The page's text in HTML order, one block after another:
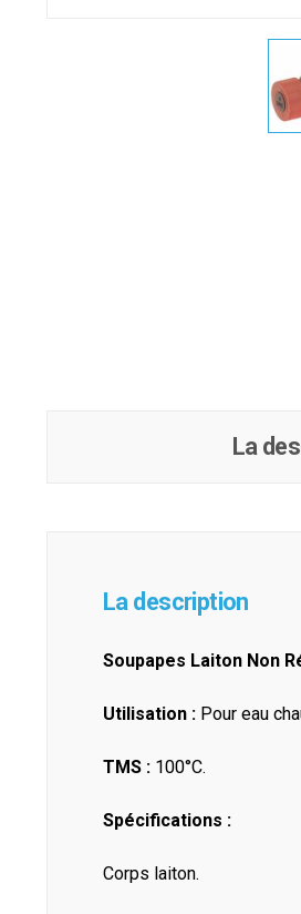
La
La description
Soupapes Laiton Non
Utilisation : Pour eau
TMS : 100°C.
Spécifications :
Corps laiton.